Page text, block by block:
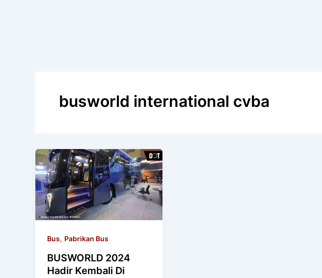
busworld international cvba
Bus, Pabrikan Bus
BUSWORLD 2024
Hadir Kembali Di